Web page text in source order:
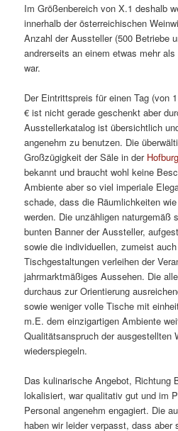
Im Größenbereich von X.1 deshalb
innerhalb der österreichischen
Anzahl der Aussteller (500 Betriebe
andrerseits an einem etwas mehr
war.
Der Eintrittspreis für einen Tag (von
€ ist nicht gerade geschenkt aber
Ausstellerkatalog ist übersichtlich
angenehm zu benutzen. Die
Großzügigkeit der Säle in der Hofburg
bekannt und braucht wohl keine
Ambiente aber so viel imperiale
schade, dass die Räumlichkeiten
werden. Die unzähligen naturgemäß
bunten Banner der Aussteller,
sowie die individuellen, zumeist
Tischgestaltungen verleihen der
jahrmarktmäßiges Aussehen. Die
durchaus zur Orientierung
sowie weniger volle Tische mit
m.E. dem einzigartigen Ambiente
Qualitätsanspruch der ausgestellten
wiederspiegeln.
Das kulinarische Angebot, Richtung
lokalisiert, war qualitativ gut und im
Personal angenehm engagiert. Die
haben wir leider verpasst, dass aber